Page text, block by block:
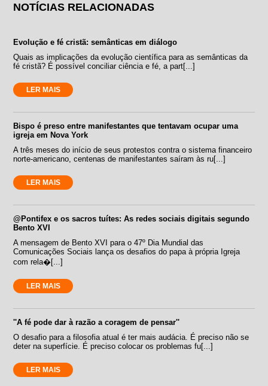
NOTÍCIAS RELACIONADAS
Evolução e fé cristã: semânticas em diálogo
Quais as implicações da evolução científica para as semânticas da
fé cristã? É possível conciliar ciência e fé, a part[...]
LER MAIS
Bispo é preso entre manifestantes que tentavam ocupar uma
igreja em Nova York
A três meses do início de seus protestos contra o sistema financeiro
norte-americano, centenas de manifestantes saíram às ru[...]
LER MAIS
@Pontifex e os sacros tuítes: As redes sociais digitais segundo
Bento XVI
A mensagem de Bento XVI para o 47º Dia Mundial das
Comunicações Sociais lança os desafios do papa à própria Igreja
com rela�[...]
LER MAIS
''A fé pode dar à razão a coragem de pensar''
O desafio para a filosofia atual é ter mais audácia. É preciso não se
deter na superfície. É preciso colocar os problemas fu[...]
LER MAIS